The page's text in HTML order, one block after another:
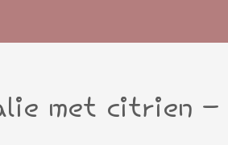
met citrien -